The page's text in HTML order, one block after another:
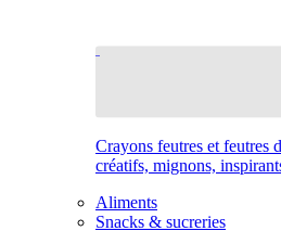
Crayons feutres et feutres
créatifs, mignons,
Aliments
Snacks & sucreries